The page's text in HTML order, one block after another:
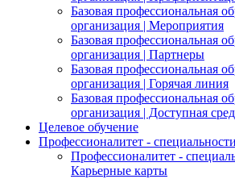
Базовая профессиональная
организация | Мероприятия
Базовая профессиональная
организация | Партнеры
Базовая профессиональная
организация | Горячая линия
Базовая профессиональная
организация | Доступная
Целевое обучение
Профессионалитет -
Профессионалитет -
Карьерные карты